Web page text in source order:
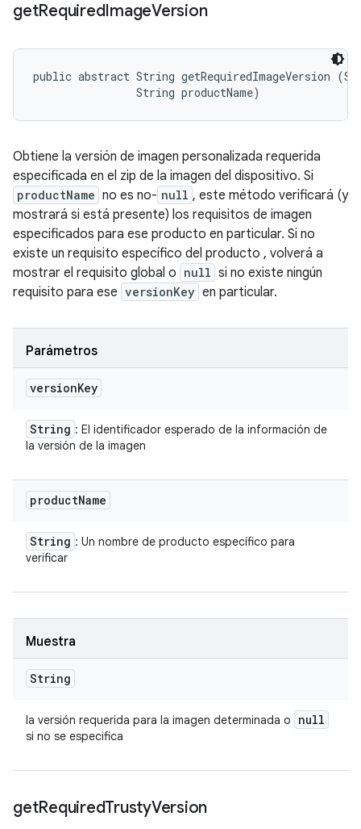
getRequiredImageVersion
public abstract String getRequiredImageVersion
                String productName)
Obtiene la versión de imagen personalizada requerida
especificada en el zip de la imagen del dispositivo. Si
productName no es no- null , este método verificará (y
mostrará si está presente) los requisitos de imagen
especificados para ese producto en particular. Si no
existe un requisito específico del producto , volverá a
mostrar el requisito global o null si no existe ningún
requisito para ese versionKey en particular.
Parámetros
versionKey
String : El identificador esperado de la información de
la versión de la imagen
productName
String : Un nombre de producto específico para
verificar
Muestra
String
la versión requerida para la imagen determinada o null
si no se especifica
getRequiredTrustyVersion